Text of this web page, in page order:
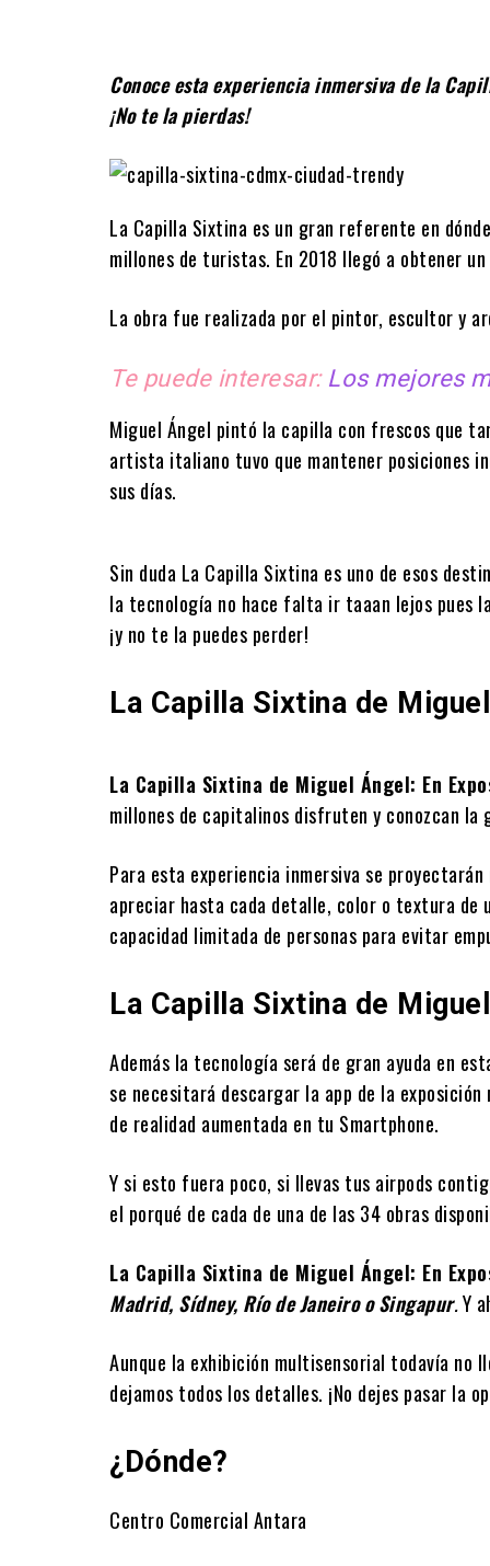
Conoce esta experiencia inmersiva de la
¡No te la pierdas!
La Capilla Sixtina es un gran referente en
millones de turistas. En 2018 llegó a obtener
La obra fue realizada por el pintor, escultor y
Te puede interesar: Los mejores
Miguel Ángel pintó la capilla con frescos que
artista italiano tuvo que mantener posiciones
sus días.
Sin duda La Capilla Sixtina es uno de esos
la tecnología no hace falta ir taaan lejos pues
¡y no te la puedes perder!
La Capilla Sixtina de
La Capilla Sixtina de Miguel Ángel: En
millones de capitalinos disfruten y conozcan
Para esta experiencia inmersiva se
apreciar hasta cada detalle, color o textura de
capacidad limitada de personas para evitar
La Capilla Sixtina de
Además la tecnología será de gran ayuda en
se necesitará descargar la app de la
de realidad aumentada en tu Smartphone.
Y si esto fuera poco, si llevas tus airpods
el porqué de cada de una de las 34 obras
La Capilla Sixtina de Miguel Ángel: En
Madrid, Sídney, Río de Janeiro o Singapur.Y
Aunque la exhibición multisensorial todavía no
dejamos todos los detalles. ¡No dejes pasar la
¿Dónde?
Centro Comercial Antara